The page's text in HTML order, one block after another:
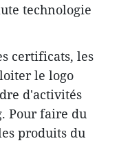
technologie
certificats, les
le logo
d'activités
Pour faire du
produits du